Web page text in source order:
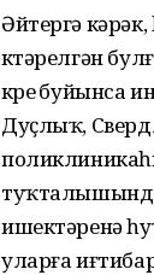
Әйтергә
күтәрелгән
күреү буйынса
Дуҫлыҡ,
ишектәренә
уларға